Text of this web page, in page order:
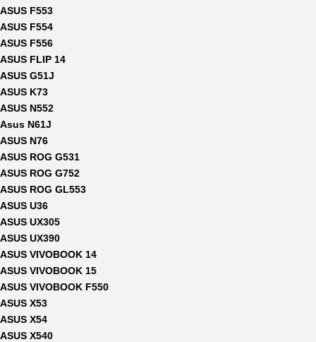
ASUS F553
ASUS F554
ASUS F556
ASUS FLIP 14
ASUS G51J
ASUS K73
ASUS N552
Asus N61J
ASUS N76
ASUS ROG G531
ASUS ROG G752
ASUS ROG GL553
ASUS U36
ASUS UX305
ASUS UX390
ASUS VIVOBOOK 14
ASUS VIVOBOOK 15
ASUS VIVOBOOK F550
ASUS X53
ASUS X54
ASUS X540